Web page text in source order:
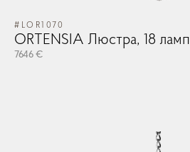
#LOR1070
ORTENSIA Люстра, 18 ламп
7646 €